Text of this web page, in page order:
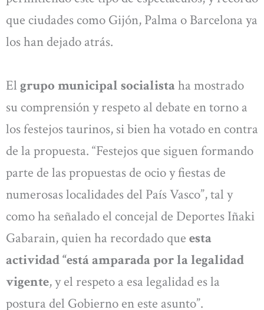
que ciudades como Gijón, Palma o Barcelona ya
los han dejado atrás.
El grupo municipal socialistaha mostrado
su comprensión y respeto al debate en torno a
los festejos taurinos, si bien ha votado en contra
de la propuesta. “Festejos que siguen formando
parte de las propuestas de ocio y fiestas de
numerosas localidades del País Vasco”, tal y
como ha señalado el concejal de Deportes Iñaki
Gabarain, quien ha recordado que esta
actividad “está amparada por la legalidad
vigente, y el respeto a esa legalidad es la
postura del Gobierno en este asunto”.